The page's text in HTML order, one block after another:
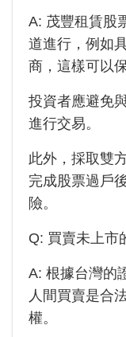
A: 茂豐租賃股
道進行，例如
商，這樣可以
投資者應避免
進行交易。
此外，採取雙
完成股票過戶
險。
Q: 買賣未上市
A: 根據台灣的
人間買賣是合
權。